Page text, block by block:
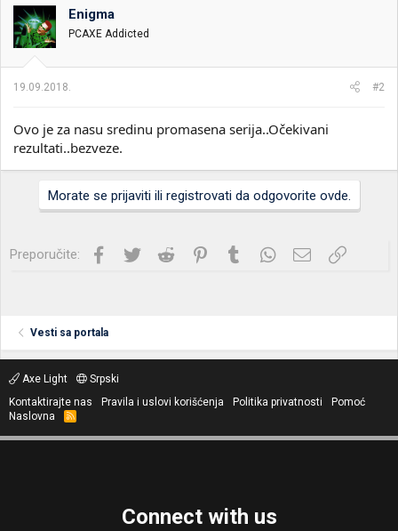
o
v
a
n
:
Enigma
PCAXE Addicted
19.09.2018. #2
Ovo je za nasu sredinu promasena serija..Očekivani
rezultati..bezveze.
Morate se prijaviti ili registrovati da odgovorite ovde.
Preporučite: Facebook
Twitter Reddit PinterestTumblrWhatsApp
Imejl Link
Vesti sa portala
Axe Light
Srpski
Kontaktirajte nas
Pravila i uslovi korišćenja Politika privatnosti
Pomoć
Naslovna
R
S
Connect with us